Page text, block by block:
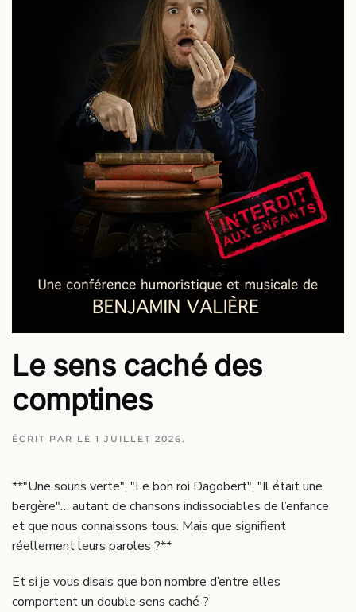
Le sens caché des
comptines
ÉCRIT PAR LE 1 JUILLET 2026.
**"Une souris verte", "Le bon roi Dagobert", "Il était une
bergère"… autant de chansons indissociables de l’enfance
et que nous connaissons tous. Mais que signifient
réellement leurs paroles ?**
Et si je vous disais que bon nombre d’entre elles
comportent un double sens caché ?